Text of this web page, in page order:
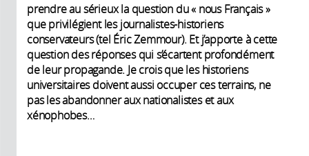
prendre au sérieux la question du « nous Français »
que privilégient les journalistes-historiens
conservateurs (tel Éric Zemmour). Et j’apporte à cette
question des réponses qui s’écartent profondément
de leur propagande. Je crois que les historiens
universitaires doivent aussi occuper ces terrains, ne
pas les abandonner aux nationalistes et aux
xénophobes…